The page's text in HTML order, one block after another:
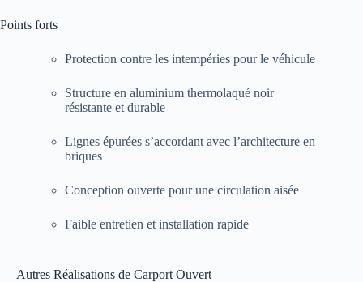
Points forts
Protection contre les intempéries pour le véhicule
Structure en aluminium thermolaqué noir
résistante et durable
Lignes épurées s’accordant avec l’architecture en
briques
Conception ouverte pour une circulation aisée
Faible entretien et installation rapide
Autres Réalisations de Carport Ouvert